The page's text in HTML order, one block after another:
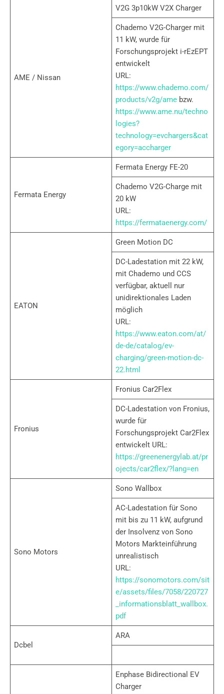
AME / Nissan
V2G 3p10kW V2X Charger
Chademo V2G-Charger mit
11 kW, wurde für
Forschungsprojekt i-rEzEPT
entwickelt
URL:
https://www.chademo.com/
products/v2g/ame bzw.
https://www.ame.nu/techno
logies?
technology=evchargers&cat
egory=accharger
Fermata Energy
Fermata Energy FE-20
Chademo V2G-Charge mit
20 kW
URL:
https://fermataenergy.com/
EATON
Green Motion DC
DC-Ladestation mit 22 kW,
mit Chademo und CCS
verfügbar, aktuell nur
unidirektionales Laden
möglich
URL:
https://www.eaton.com/at/
de-de/catalog/ev-
charging/green-motion-dc-
22.html
Fronius
Fronius Car2Flex
DC-Ladestation von Fronius,
wurde für
Forschungsprojekt Car2Flex
entwickelt URL:
https://greenenergylab.at/pr
ojects/car2flex/?lang=en
Sono Motors
Sono Wallbox
AC-Ladestation für Sono
mit bis zu 11 kW, aufgrund
der Insolvenz von Sono
Motors Markteinführung
unrealistisch
URL:
https://sonomotors.com/sit
e/assets/files/7058/220727
_informationsblatt_wallbox.
pdf
Dcbel
ARA
Enphase Bidirectional EV
Charger